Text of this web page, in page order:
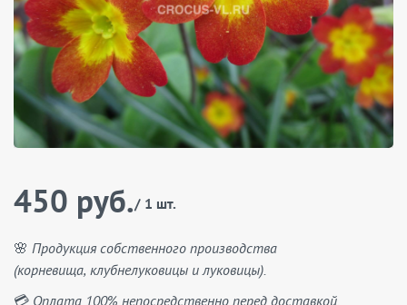
450 руб./ 1 шт.
🌸 Продукция собственного производства
(корневища, клубнелуковицы и луковицы).